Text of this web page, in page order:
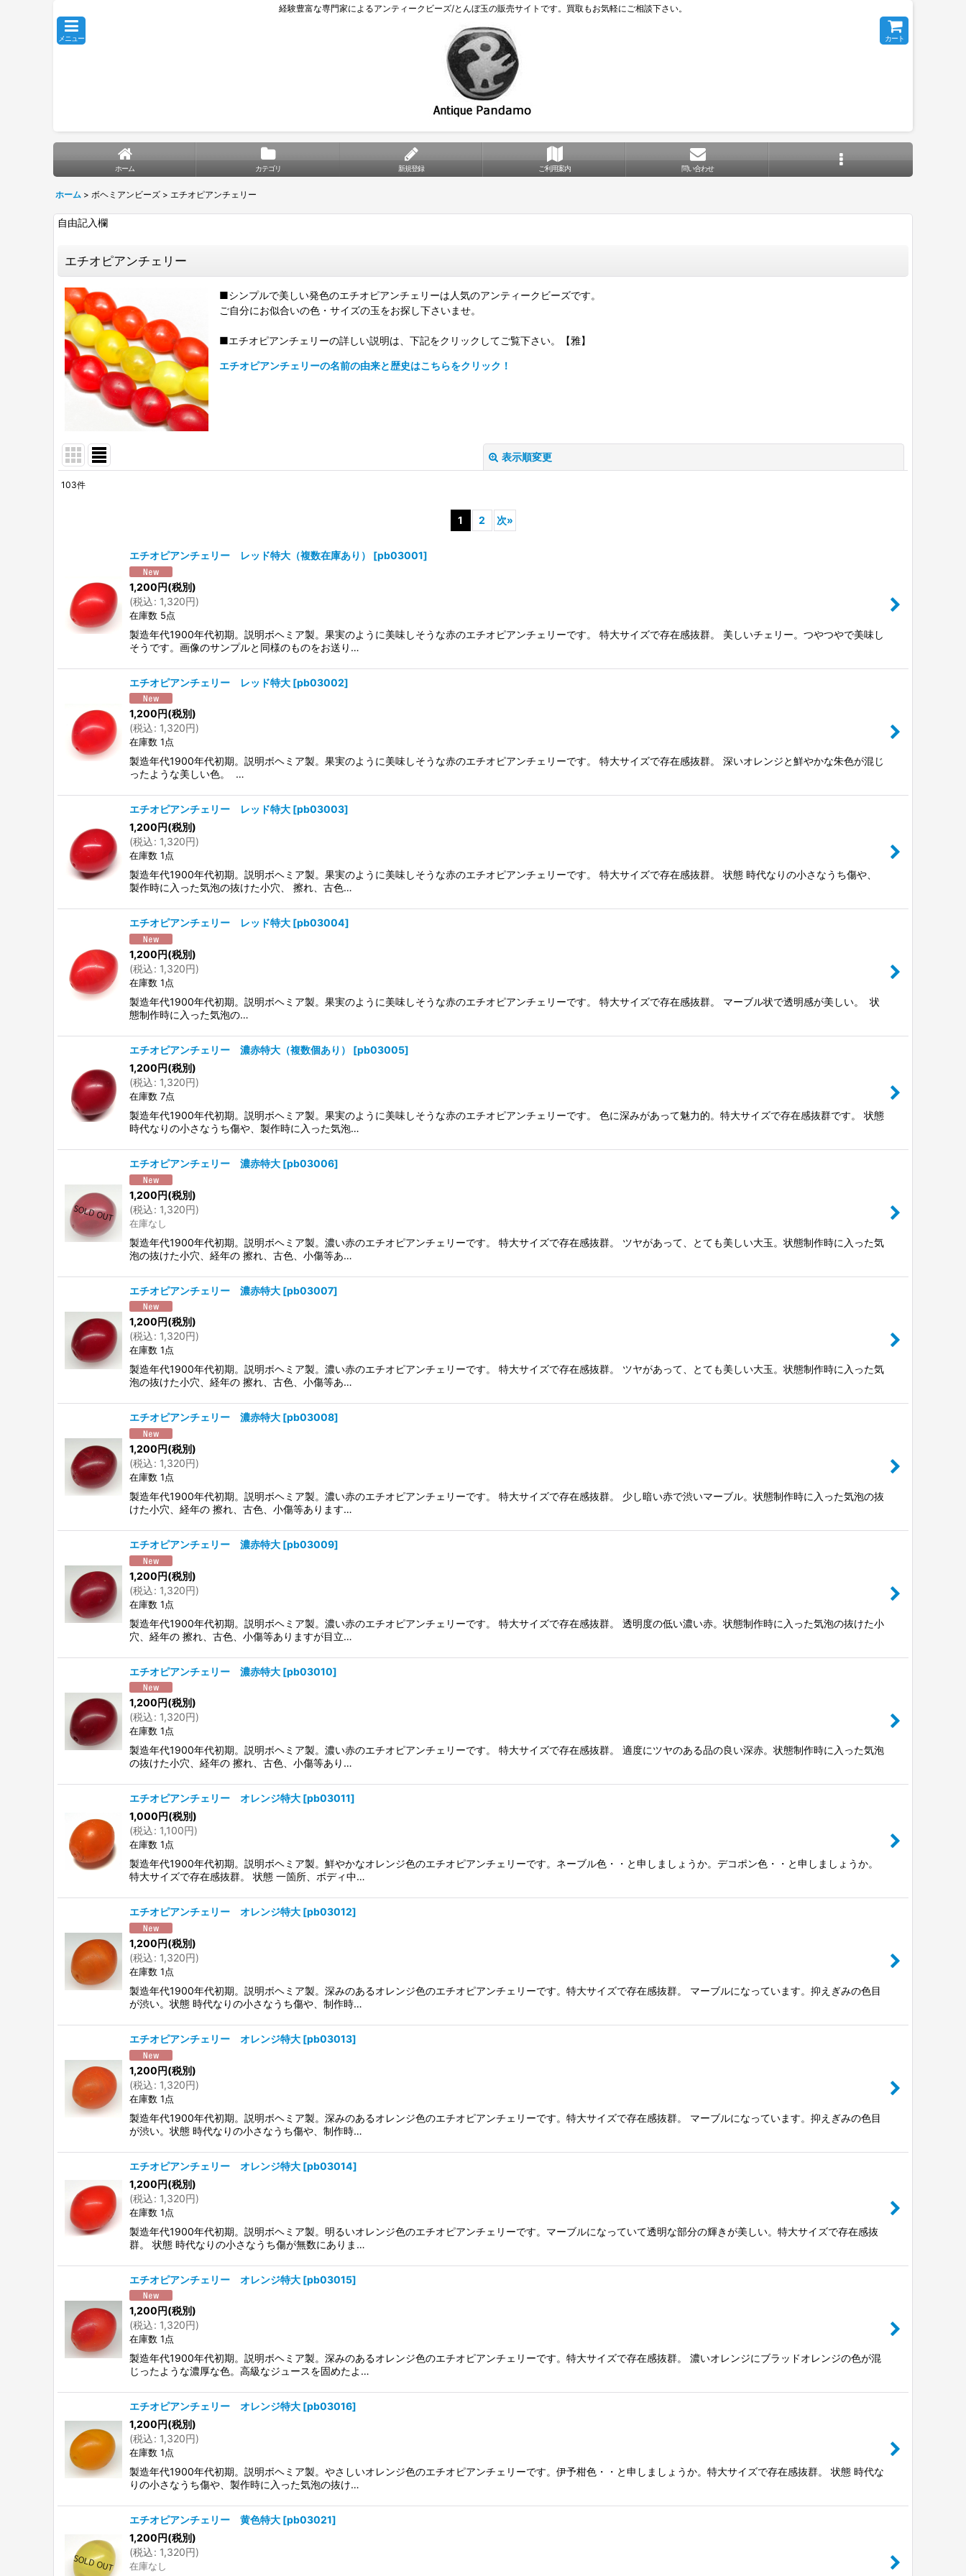
経験豊富な専門家によるアンティークビーズ/とんぼ玉の販売サイトです。買取もお気軽にご相談下さい。
メニュー カート
ホーム カテゴリ 新規登録 ご利用案内 問い合わせ
ホーム > ボヘミアンビーズ > エチオピアンチェリー
自由記入欄
エチオピアンチェリー
■シンプルで美しい発色のエチオピアンチェリーは人気のアンティークビーズです。
ご自分にお似合いの色・サイズの玉をお探し下さいませ。
■エチオピアンチェリーの詳しい説明は、下記をクリックしてご覧下さい。【雅】
エチオピアンチェリーの名前の由来と歴史はこちらをクリック！
表示順変更
103件
1 2 次»
エチオピアンチェリー レッド特大（複数在庫あり） [pb03001]
1,200円(税別)
(税込: 1,320円)
在庫数 5点
製造年代1900年代初期。説明ボヘミア製。果実のように美味しそうな赤のエチオピアンチェリーです。 特大サイズで存在感抜群。 美しいチェリー。つやつやで美味し
そうです。画像のサンプルと同様のものをお送り…
エチオピアンチェリー レッド特大 [pb03002]
1,200円(税別)
(税込: 1,320円)
在庫数 1点
製造年代1900年代初期。説明ボヘミア製。果実のように美味しそうな赤のエチオピアンチェリーです。 特大サイズで存在感抜群。 深いオレンジと鮮やかな朱色が混じ
ったような美しい色。 …
エチオピアンチェリー レッド特大 [pb03003]
1,200円(税別)
(税込: 1,320円)
在庫数 1点
製造年代1900年代初期。説明ボヘミア製。果実のように美味しそうな赤のエチオピアンチェリーです。 特大サイズで存在感抜群。 状態 時代なりの小さなうち傷や、
製作時に入った気泡の抜けた小穴、 擦れ、古色…
エチオピアンチェリー レッド特大 [pb03004]
1,200円(税別)
(税込: 1,320円)
在庫数 1点
製造年代1900年代初期。説明ボヘミア製。果実のように美味しそうな赤のエチオピアンチェリーです。 特大サイズで存在感抜群。 マーブル状で透明感が美しい。 状
態制作時に入った気泡の…
エチオピアンチェリー 濃赤特大（複数個あり） [pb03005]
1,200円(税別)
(税込: 1,320円)
在庫数 7点
製造年代1900年代初期。説明ボヘミア製。果実のように美味しそうな赤のエチオピアンチェリーです。 色に深みがあって魅力的。特大サイズで存在感抜群です。 状態
時代なりの小さなうち傷や、製作時に入った気泡…
エチオピアンチェリー 濃赤特大 [pb03006]
1,200円(税別)
(税込: 1,320円)
在庫なし
製造年代1900年代初期。説明ボヘミア製。濃い赤のエチオピアンチェリーです。 特大サイズで存在感抜群。 ツヤがあって、とても美しい大玉。状態制作時に入った気
泡の抜けた小穴、経年の 擦れ、古色、小傷等あ…
エチオピアンチェリー 濃赤特大 [pb03007]
1,200円(税別)
(税込: 1,320円)
在庫数 1点
製造年代1900年代初期。説明ボヘミア製。濃い赤のエチオピアンチェリーです。 特大サイズで存在感抜群。 ツヤがあって、とても美しい大玉。状態制作時に入った気
泡の抜けた小穴、経年の 擦れ、古色、小傷等あ…
エチオピアンチェリー 濃赤特大 [pb03008]
1,200円(税別)
(税込: 1,320円)
在庫数 1点
製造年代1900年代初期。説明ボヘミア製。濃い赤のエチオピアンチェリーです。 特大サイズで存在感抜群。 少し暗い赤で渋いマーブル。状態制作時に入った気泡の抜
けた小穴、経年の 擦れ、古色、小傷等あります…
エチオピアンチェリー 濃赤特大 [pb03009]
1,200円(税別)
(税込: 1,320円)
在庫数 1点
製造年代1900年代初期。説明ボヘミア製。濃い赤のエチオピアンチェリーです。 特大サイズで存在感抜群。 透明度の低い濃い赤。状態制作時に入った気泡の抜けた小
穴、経年の 擦れ、古色、小傷等ありますが目立…
エチオピアンチェリー 濃赤特大 [pb03010]
1,200円(税別)
(税込: 1,320円)
在庫数 1点
製造年代1900年代初期。説明ボヘミア製。濃い赤のエチオピアンチェリーです。 特大サイズで存在感抜群。 適度にツヤのある品の良い深赤。状態制作時に入った気泡
の抜けた小穴、経年の 擦れ、古色、小傷等あり…
エチオピアンチェリー オレンジ特大 [pb03011]
1,000円(税別)
(税込: 1,100円)
在庫数 1点
製造年代1900年代初期。説明ボヘミア製。鮮やかなオレンジ色のエチオピアンチェリーです。ネーブル色・・と申しましょうか。デコポン色・・と申しましょうか。
特大サイズで存在感抜群。 状態 一箇所、ボディ中…
エチオピアンチェリー オレンジ特大 [pb03012]
1,200円(税別)
(税込: 1,320円)
在庫数 1点
製造年代1900年代初期。説明ボヘミア製。深みのあるオレンジ色のエチオピアンチェリーです。特大サイズで存在感抜群。 マーブルになっています。抑えぎみの色目
が渋い。状態 時代なりの小さなうち傷や、制作時…
エチオピアンチェリー オレンジ特大 [pb03013]
1,200円(税別)
(税込: 1,320円)
在庫数 1点
製造年代1900年代初期。説明ボヘミア製。深みのあるオレンジ色のエチオピアンチェリーです。特大サイズで存在感抜群。 マーブルになっています。抑えぎみの色目
が渋い。状態 時代なりの小さなうち傷や、制作時…
エチオピアンチェリー オレンジ特大 [pb03014]
1,200円(税別)
(税込: 1,320円)
在庫数 1点
製造年代1900年代初期。説明ボヘミア製。明るいオレンジ色のエチオピアンチェリーです。マーブルになっていて透明な部分の輝きが美しい。特大サイズで存在感抜
群。 状態 時代なりの小さなうち傷が無数にありま…
エチオピアンチェリー オレンジ特大 [pb03015]
1,200円(税別)
(税込: 1,320円)
在庫数 1点
製造年代1900年代初期。説明ボヘミア製。深みのあるオレンジ色のエチオピアンチェリーです。特大サイズで存在感抜群。 濃いオレンジにブラッドオレンジの色が混
じったような濃厚な色。高級なジュースを固めたよ…
エチオピアンチェリー オレンジ特大 [pb03016]
1,200円(税別)
(税込: 1,320円)
在庫数 1点
製造年代1900年代初期。説明ボヘミア製。やさしいオレンジ色のエチオピアンチェリーです。伊予柑色・・と申しましょうか。特大サイズで存在感抜群。 状態 時代な
りの小さなうち傷や、製作時に入った気泡の抜け…
エチオピアンチェリー 黄色特大 [pb03021]
1,200円(税別)
(税込: 1,320円)
在庫なし